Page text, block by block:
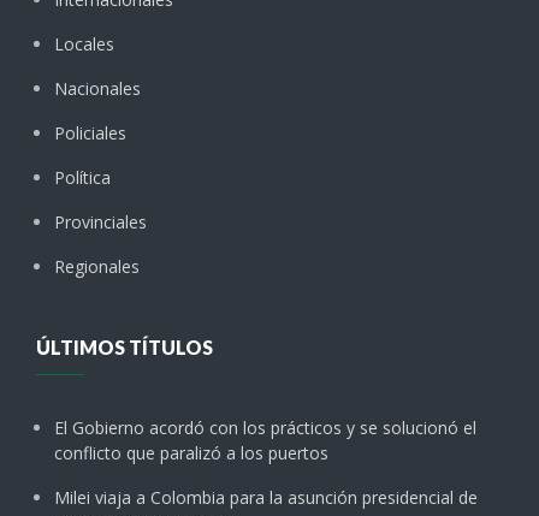
Locales
Nacionales
Policiales
Política
Provinciales
Regionales
ÚLTIMOS TÍTULOS
El Gobierno acordó con los prácticos y se solucionó el
conflicto que paralizó a los puertos
Milei viaja a Colombia para la asunción presidencial de